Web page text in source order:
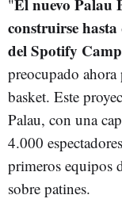
"El nuevo Palau
construirse
del Spotify
preocupado
basket. Este
Palau, con una
4.000
primeros equipos
sobre patines.